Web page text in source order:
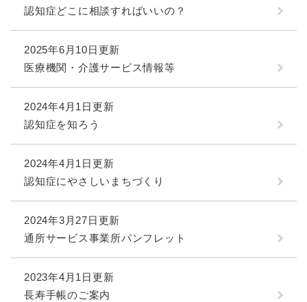
認知症どこに相談すればいいの？
2025年6月10日更新
医療機関・介護サービス情報等
2024年4月1日更新
認知症を知ろう
2024年4月1日更新
認知症にやさしいまちづくり
2024年3月27日更新
通所サービス事業所パンフレット
2023年4月1日更新
長寿手帳のご案内